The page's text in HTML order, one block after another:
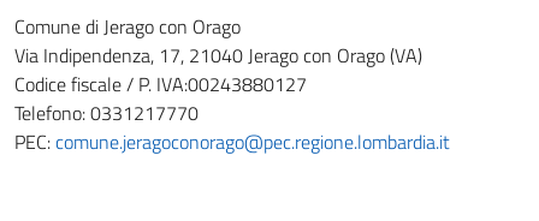
Comune di Jerago con Orago
Via Indipendenza, 17, 21040 Jerago con Orago (VA)
Codice fiscale / P. IVA:00243880127
Telefono: 0331217770
PEC:comune.jeragoconorago@pec.regione.lombardia.it